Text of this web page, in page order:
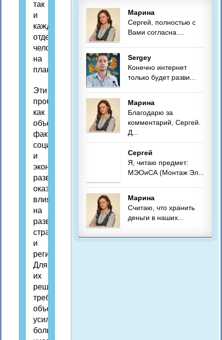
так
и
каждого
отдельного
человека
на
планете.
Эти
проблемы,
как
объективный
фактор
социального
и
экономического
развития,
оказывают
влияние
на
развитие
стран
и
регионов.
Для
их
решения
требуются
объединенные
усилия
большого
Марина
Сергей, полностью с
Вами согласна....
Sergey
Конечно интернет
только будет разви...
Марина
Благодарю за
комментарий, Сергей.
Д...
Сергей
Я, читаю предмет:
МЭОиСА (Монтаж Эл...
Марина
Считаю, что хранить
деньги в наших...